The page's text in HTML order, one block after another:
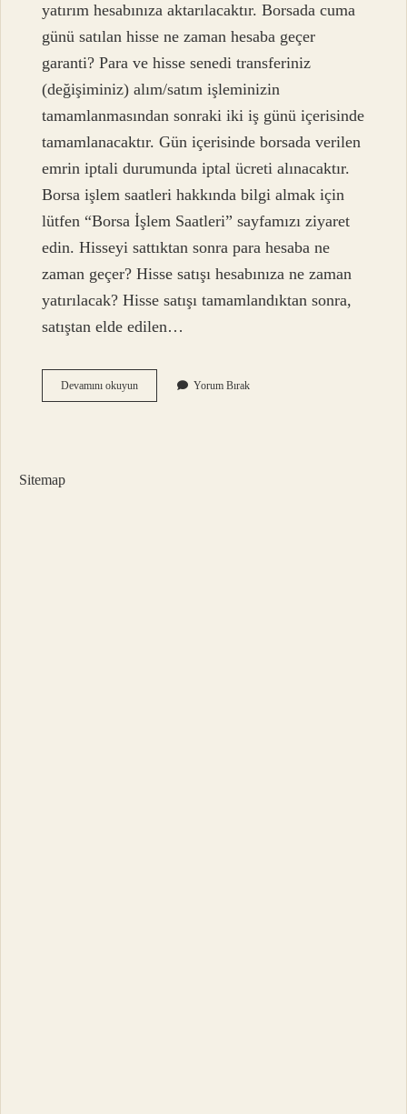
yatırım hesabınıza aktarılacaktır. Borsada cuma
günü satılan hisse ne zaman hesaba geçer
garanti? Para ve hisse senedi transferiniz
(değişiminiz) alım/satım işleminizin
tamamlanmasından sonraki iki iş günü içerisinde
tamamlanacaktır. Gün içerisinde borsada verilen
emrin iptali durumunda iptal ücreti alınacaktır.
Borsa işlem saatleri hakkında bilgi almak için
lütfen “Borsa İşlem Saatleri” sayfamızı ziyaret
edin. Hisseyi sattıktan sonra para hesaba ne
zaman geçer? Hisse satışı hesabınıza ne zaman
yatırılacak? Hisse satışı tamamlandıktan sonra,
satıştan elde edilen…
Devamını okuyunBorsada
Cuma
Yorum Bırak
Sitemap